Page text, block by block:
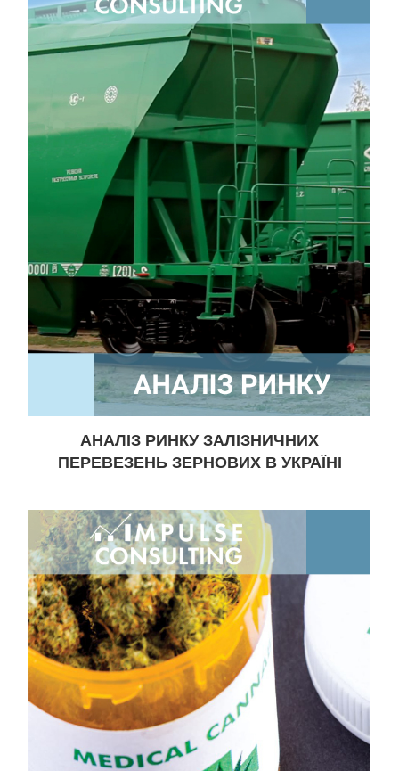
АНАЛІЗ РИНКУ ЗАЛІЗНИЧНИХ
ПЕРЕВЕЗЕНЬ ЗЕРНОВИХ В УКРАЇНІ